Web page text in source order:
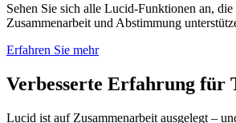
Sehen Sie sich alle Lucid-Funktionen an, die
Zusammenarbeit und Abstimmung
Erfahren Sie mehr
Verbesserte Erfahrung für
Lucid ist auf Zusammenarbeit ausgelegt –